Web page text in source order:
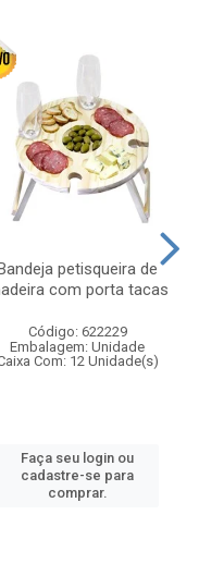
petisqueira de
com porta tacas
Código: 622229
Embalagem: Unidade
Com: 12 Unidade(s)
Faça seu login ou
cadastre-se para
comprar.